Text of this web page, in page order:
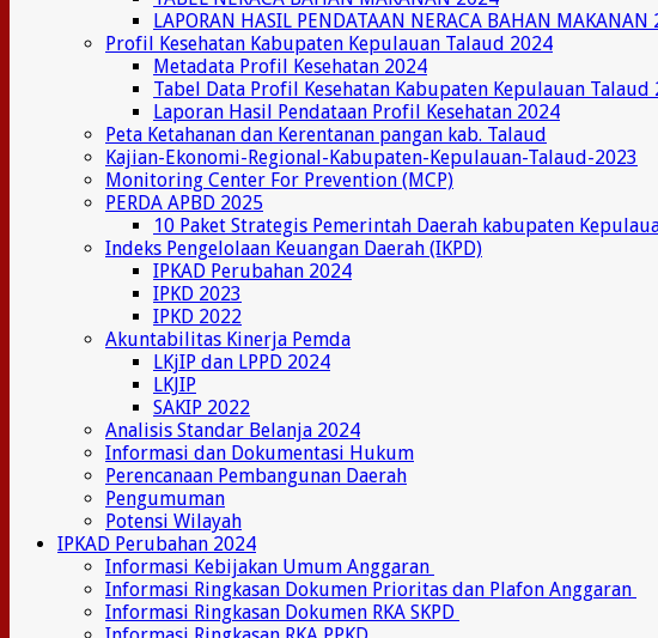
LAPORAN HASIL PENDATAAN NERACA BAHAN MAKANAN
Profil Kesehatan Kabupaten Kepulauan Talaud 2024
Metadata Profil Kesehatan 2024
Tabel Data Profil Kesehatan Kabupaten Kepulauan Talaud
Laporan Hasil Pendataan Profil Kesehatan 2024
Peta Ketahanan dan Kerentanan pangan kab. Talaud
Kajian-Ekonomi-Regional-Kabupaten-Kepulauan-Talaud-2023
Monitoring Center For Prevention (MCP)
PERDA APBD 2025
10 Paket Strategis Pemerintah Daerah kabupaten
Indeks Pengelolaan Keuangan Daerah (IKPD)
IPKAD Perubahan 2024
IPKD 2023
IPKD 2022
Akuntabilitas Kinerja Pemda
LKjIP dan LPPD 2024
LKJIP
SAKIP 2022
Analisis Standar Belanja 2024
Informasi dan Dokumentasi Hukum
Perencanaan Pembangunan Daerah
Pengumuman
Potensi Wilayah
IPKAD Perubahan 2024
Informasi Kebijakan Umum Anggaran
Informasi Ringkasan Dokumen Prioritas dan Plafon Anggaran
Informasi Ringkasan Dokumen RKA SKPD